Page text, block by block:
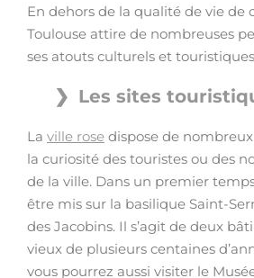
En dehors de la qualité de vie de
Toulouse attire de nombreuses
ses atouts culturels et
Les sites
La ville rose dispose de
la curiosité des touristes ou des
de la ville. Dans un premier
être mis sur la basilique Saint-
des Jacobins. Il s’agit de deux
vieux de plusieurs centaines
vous pourrez aussi visiter le